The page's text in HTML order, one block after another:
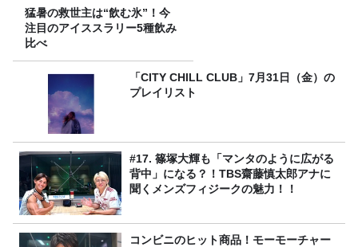
猛暑の救世主は“飲む氷”！今
注目のアイススラリー5種飲み
比べ
「CITY CHILL CLUB」7月31日（金）の
プレイリスト
#17. 篠塚大輝も「マンタのように広がる
背中」になる？！TBS齋藤慎太郎アナに
聞くメンズフィジークの魅力！！
コンビニのヒット商品！モーモーチャー